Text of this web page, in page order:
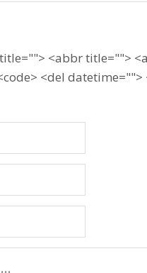
<abbr title="">
<del datetime="">